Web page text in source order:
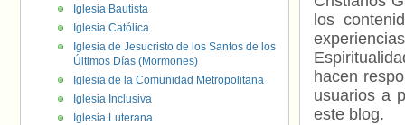
los
hacen
usuarios a
este blog.
Iglesia Bautista
Iglesia Católica
Iglesia de Jesucristo de los Santos de los
Últimos Días (Mormones)
Iglesia de la Comunidad Metropolitana
Iglesia Inclusiva
Iglesia Luterana